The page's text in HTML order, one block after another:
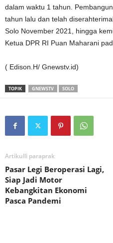
dalam waktu 1 tahun.
tahun lalu dan telah
Solo November 2021, hingga
Ketua DPR RI Puan Maharani
( Edison.H/ Gnewstv.id)
TOPIK GNEWSTV SOLO
Artikulli paraprak
Pasar Legi Beroperasi Lagi,
Siap Jadi Motor
Kebangkitan Ekonomi
Pasca Pandemi